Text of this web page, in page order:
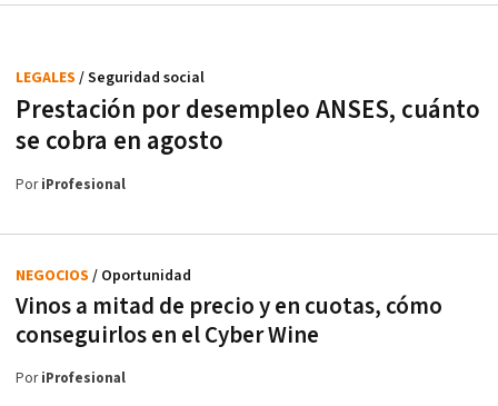
Prestación por desempleo ANSES, cuánto
se cobra en agosto
LEGALES / Seguridad social
PoriProfesional
Vinos a mitad de precio y en cuotas, cómo
conseguirlos en el Cyber Wine
NEGOCIOS / Oportunidad
PoriProfesional